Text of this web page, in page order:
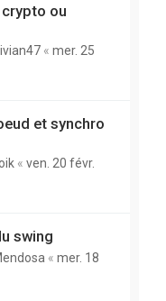
ou
« mer. 25
et synchro
« ven. 20 févr.
swing
« mer. 18